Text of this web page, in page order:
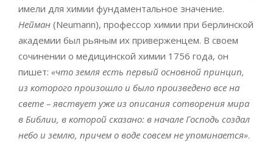
имели для химии фундаментальное значение.
Нейман (Neumann), профессор химии при берлинской
академии был рьяным их приверженцем. В своем
сочинении о медицинской химии 1756 года, он
пишет: «что земля есть первый основной принцип,
из которого произошло и было произведено все на
свете – явствует уже из описания сотворения мира
в Библии, в которой сказано: в начале Господь создал
небо и землю, причем о воде совсем не упоминается».